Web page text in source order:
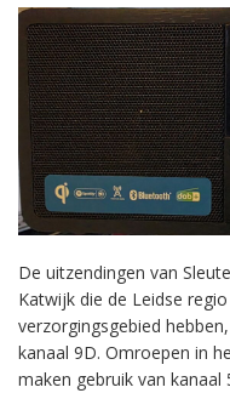
De uitzendingen van
Katwijk die de Leidse
verzorgingsgebied
kanaal 9D. Omroepen in
maken gebruik van